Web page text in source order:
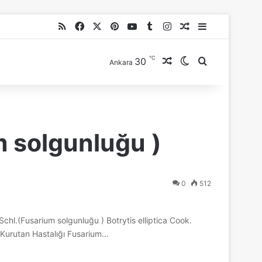
RSS FacebookPinterestYouTubeTumblrInstagramRastgele Makale
Ankara 30 ℃ Rastgele Makale
Dış görünümü
Arama yap
solgunluğu )
0 512
solgunluğu ) Botrytis elliptica Cook.
Hastalığı Fusarium…